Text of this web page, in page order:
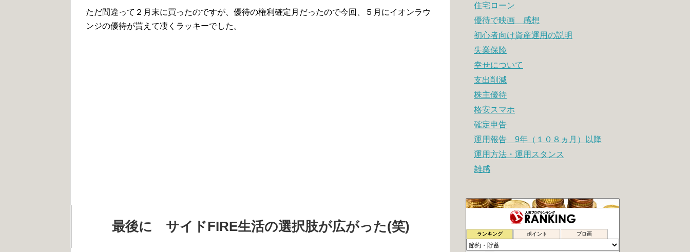
ただ間違って２月末に買ったのですが、優待の権利確定月だったので今回、５月にイオンラウ
ンジの優待が貰えて凄くラッキーでした。
最後に サイドFIRE生活の選択肢が広がった(笑)
住宅ローン
優待で映画 感想
初心者向け資産運用の説明
失業保険
幸せについて
支出削減
株主優待
格安スマホ
確定申告
運用報告 9年（１０８ヵ月）以降
運用方法・運用スタンス
雑感
ランキング ポイント ブロ画
1032位 腐女子による女の底辺這い上がり計画
1033位 節約×低リスク投資でスマートに資産形成